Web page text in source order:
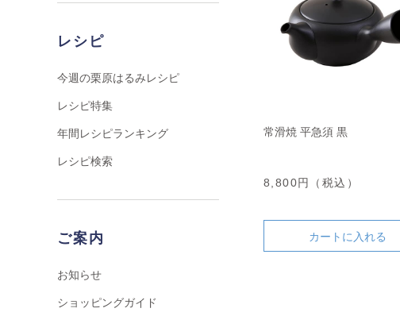
レシピ
今週の栗原はるみレシピ
レシピ特集
年間レシピランキング
レシピ検索
ご案内
お知らせ
ショッピングガイド
常滑焼 平急須 黒
8,800円（税込）
カートに入れる